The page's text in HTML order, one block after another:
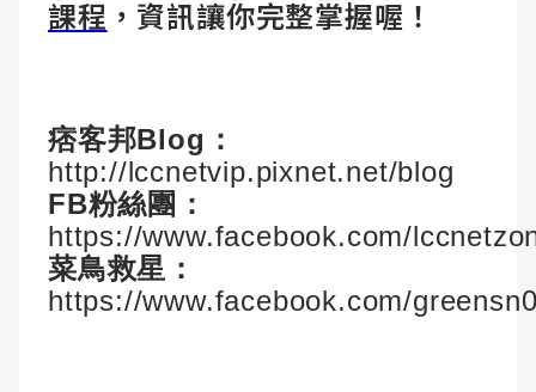
課程 ，資訊讓你完整掌握喔！
痞客邦Blog：
http://lccnetvip.pixnet.net/blog
FB粉絲團：
https://www.facebook.com/
菜鳥救星：
https://www.facebook.com/